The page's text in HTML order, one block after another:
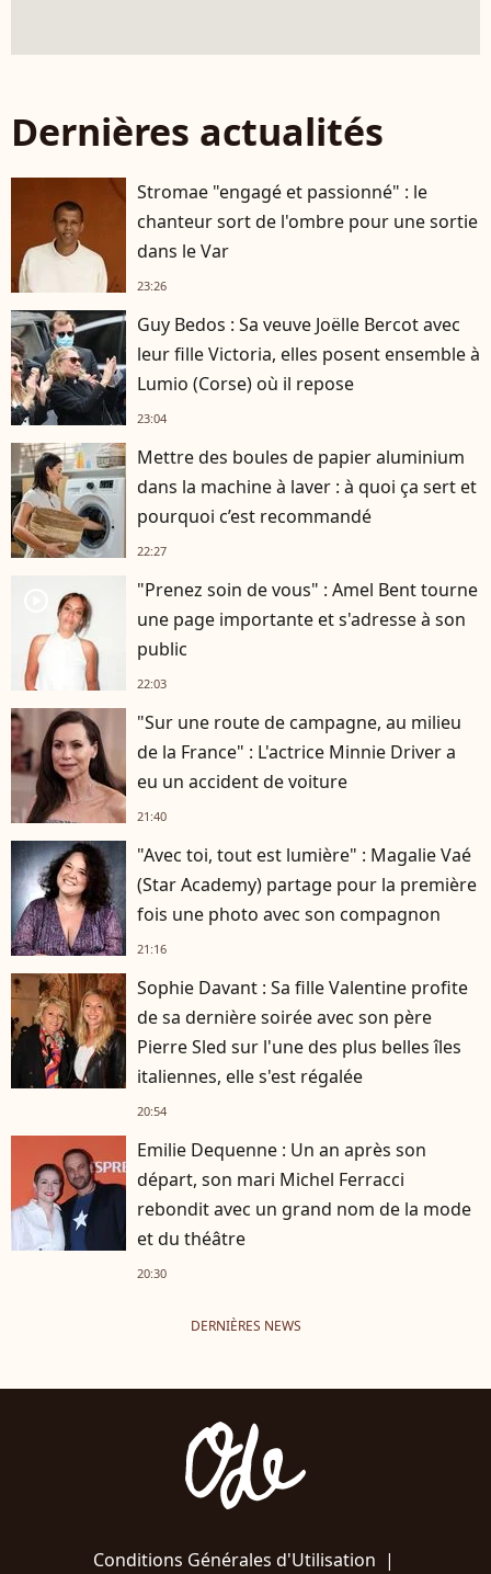
Dernières actualités
Stromae "engagé et passionné" : le
chanteur sort de l'ombre pour une sortie
dans le Var
23:26
Guy Bedos : Sa veuve Joëlle Bercot avec
leur fille Victoria, elles posent ensemble à
Lumio (Corse) où il repose
23:04
Mettre des boules de papier aluminium
dans la machine à laver : à quoi ça sert et
pourquoi c’est recommandé
22:27
"Prenez soin de vous" : Amel Bent tourne
une page importante et s'adresse à son
public
22:03
"Sur une route de campagne, au milieu
de la France" : L'actrice Minnie Driver a
eu un accident de voiture
21:40
"Avec toi, tout est lumière" : Magalie Vaé
(Star Academy) partage pour la première
fois une photo avec son compagnon
21:16
Sophie Davant : Sa fille Valentine profite
de sa dernière soirée avec son père
Pierre Sled sur l'une des plus belles îles
italiennes, elle s'est régalée
20:54
Emilie Dequenne : Un an après son
départ, son mari Michel Ferracci
rebondit avec un grand nom de la mode
et du théâtre
20:30
DERNIÈRES NEWS
Conditions Générales d'Utilisation |